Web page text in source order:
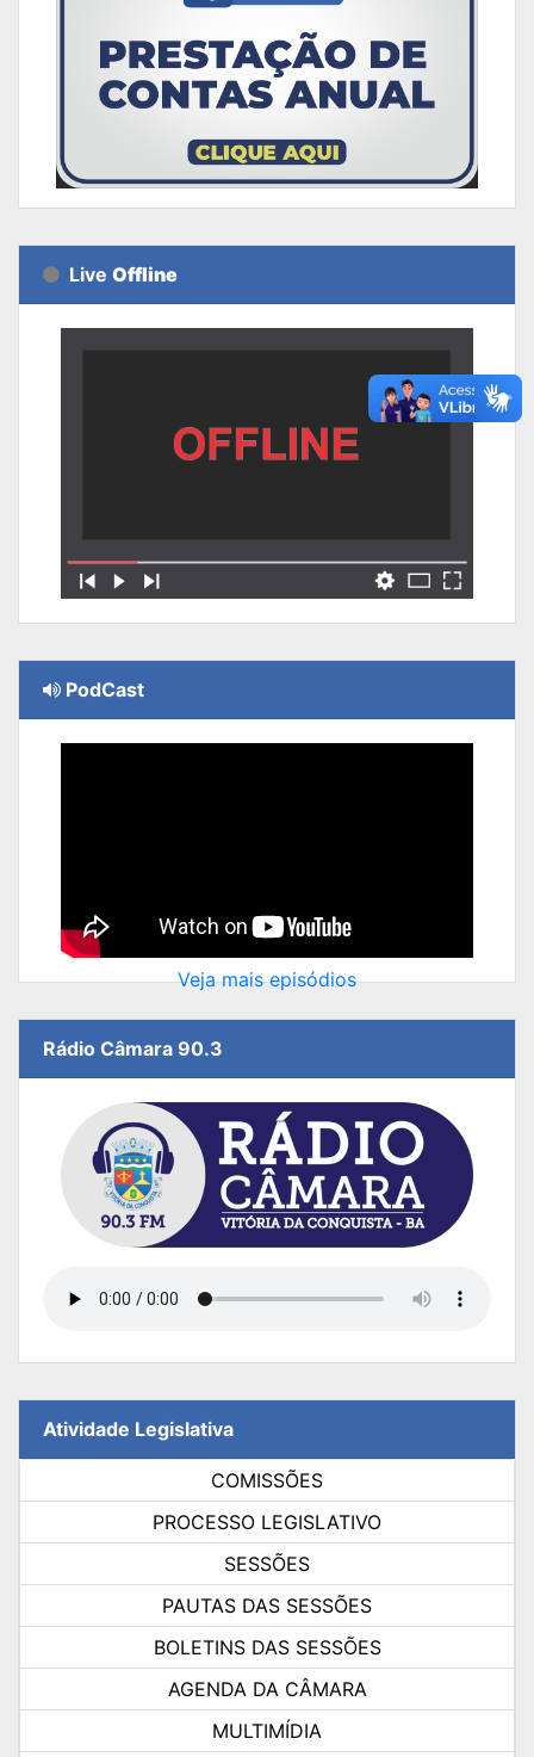
Live Offline
PodCast
Veja mais episódios
Rádio Câmara 90.3
Atividade Legislativa
COMISSÕES
PROCESSO LEGISLATIVO
SESSÕES
PAUTAS DAS SESSÕES
BOLETINS DAS SESSÕES
AGENDA DA CÂMARA
MULTIMÍDIA